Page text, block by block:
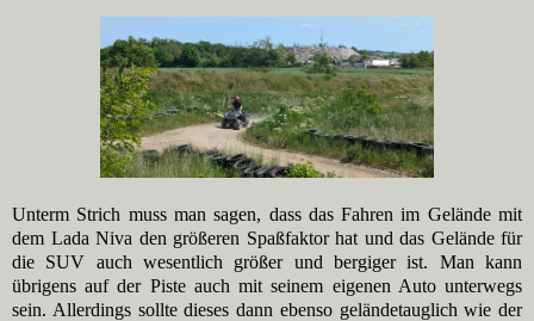
Unterm Strich muss man sagen, dass das Fahren im Gelände mit
dem Lada Niva den größeren Spaßfaktor hat und das Gelände für
die SUV auch wesentlich größer und bergiger ist. Man kann
übrigens auf der Piste auch mit seinem eigenen Auto unterwegs
sein. Allerdings sollte dieses dann ebenso geländetauglich wie der